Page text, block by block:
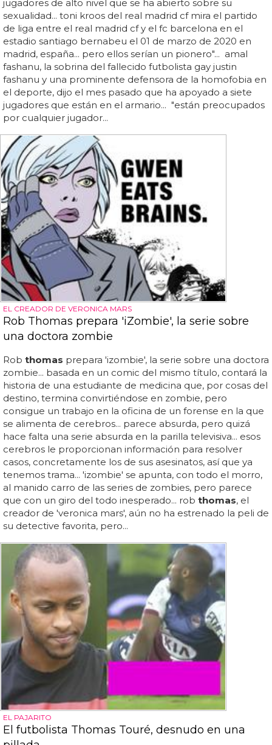
jugadores de alto nivel que se ha abierto sobre su
sexualidad... toni kroos del real madrid cf mira el partido
de liga entre el real madrid cf y el fc barcelona en el
estadio santiago bernabeu el 01 de marzo de 2020 en
madrid, españa... pero ellos serían un pionero"... amal
fashanu, la sobrina del fallecido futbolista gay justin
fashanu y una prominente defensora de la homofobia en
el deporte, dijo el mes pasado que ha apoyado a siete
jugadores que están en el armario... "están preocupados
por cualquier jugador...
EL CREADOR DE VERONICA MARS
Rob Thomas prepara 'iZombie', la serie sobre
una doctora zombie
Rob thomas prepara 'izombie', la serie sobre una doctora
zombie... basada en un comic del mismo título, contará la
historia de una estudiante de medicina que, por cosas del
destino, termina convirtiéndose en zombie, pero
consigue un trabajo en la oficina de un forense en la que
se alimenta de cerebros... parece absurda, pero quizá
hace falta una serie absurda en la parilla televisiva... esos
cerebros le proporcionan información para resolver
casos, concretamente los de sus asesinatos, así que ya
tenemos trama... 'izombie' se apunta, con todo el morro,
al manido carro de las series de zombies, pero parece
que con un giro del todo inesperado... rob thomas, el
creador de 'veronica mars', aún no ha estrenado la peli de
su detective favorita, pero...
EL PAJARITO
El futbolista Thomas Touré, desnudo en una